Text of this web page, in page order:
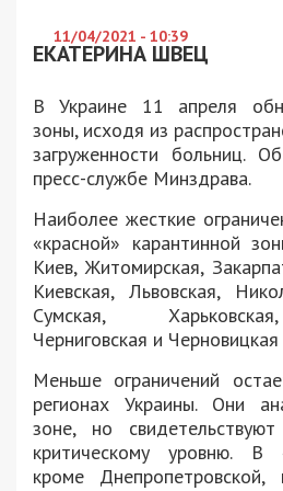
11/04/2021 - 10:39
ЕКАТЕРИНА ШВЕЦ
В Украине 11 апреля
зоны, исходя из
загруженности больниц.
пресс-службе Минздрава.
Наиболее жесткие
«красной» карантинной
Киев, Житомирская,
Киевская, Львовская,
Сумская,
Черниговская и
Меньше ограничений
регионах Украины. Они
зоне, но
критическому уровню. В
кроме Днепропетровской,